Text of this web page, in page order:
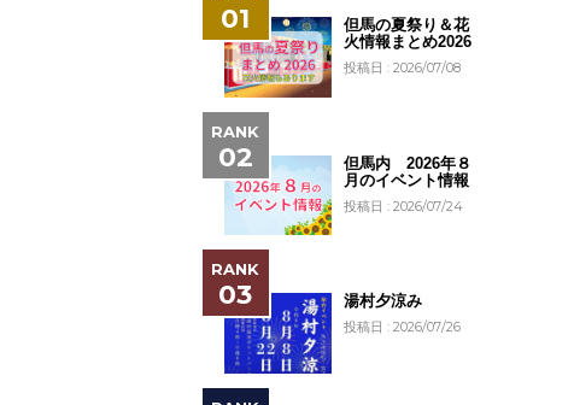
但馬の夏祭り＆花
火情報まとめ2026
投稿日 : 2026/07/08
但馬内 2026年８
月のイベント情報
投稿日 : 2026/07/24
湯村夕涼み
投稿日 : 2026/07/26